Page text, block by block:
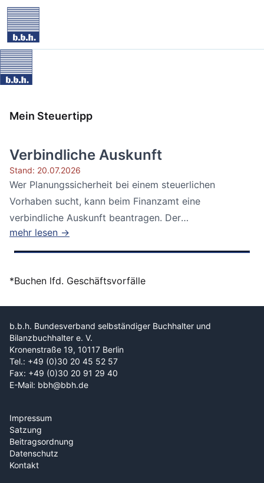
Mein Steuertipp
Verbindliche Auskunft
Stand: 20.07.2026
Wer Planungssicherheit bei einem steuerlichen
Vorhaben sucht, kann beim Finanzamt eine
verbindliche Auskunft beantragen. Der
Bundesfinanzhof...
mehr lesen →
*Buchen lfd. Geschäftsvorfälle
b.b.h. Bundesverband selbständiger Buchhalter und
Bilanzbuchhalter e. V.
Kronenstraße 19, 10117 Berlin
Tel.: +49 (0)30 20 45 52 57
Fax: +49 (0)30 20 91 29 40
E-Mail: bbh@bbh.de
Impressum
Satzung
Beitragsordnung
Datenschutz
Kontakt